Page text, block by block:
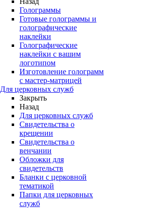
Голограммы
Готовые голограммы и
голографические
наклейки
Голографические
наклейки с вашим
логотипом
Изготовление голограмм
с мастер-матрицей
Для церковных служб
Закрыть
Назад
Для церковных служб
Свидетельства о
крещении
Свидетельства о
венчании
Обложки для
свидетельств
Бланки с церковной
тематикой
Папки для церковных
служб